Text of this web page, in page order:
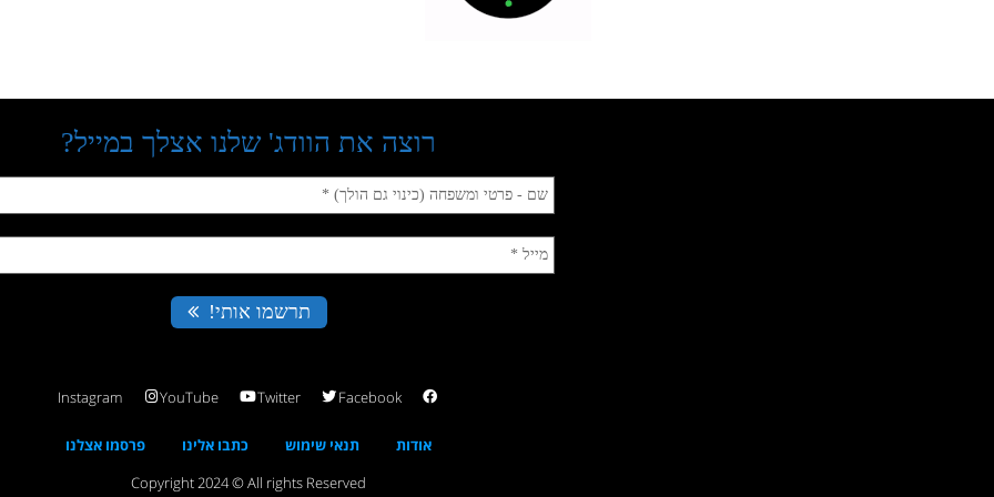
Facebook
Twitter
YouTube
Instagram
אודות תנאי שימוש כתבו אלינו
פרסמו אצלנו
Copyright 2024 © All rights Reserved